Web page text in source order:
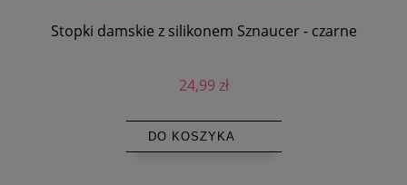
Stopki damskie z silikonem Sznaucer - czarne
24,99 zł
DO KOSZYKA